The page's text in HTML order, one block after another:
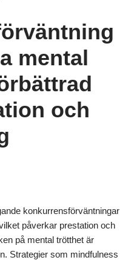
mental
och
konkurrensförväntningar
påverkar prestation och
på mental trötthet är
Strategier som mindfulness